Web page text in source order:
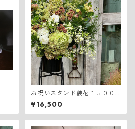
お祝いスタンド装花１５００
０円
¥16,500